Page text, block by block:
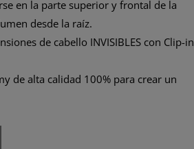
en la parte superior y frontal de la
desde la raíz.
de cabello INVISIBLES con Clip-in
de alta calidad 100% para crear un